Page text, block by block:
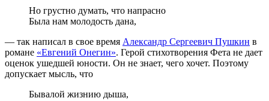
Но грустно думать, что напрасно
Была нам молодость дана,
— так написал в свое время Александр Сергеевич Пушкин в
романе «Евгений Онегин». Герой стихотворения Фета не дает
оценок ушедшей юности. Он не знает, чего хочет. Поэтому
допускает мысль, что
Бывалой жизнию дыша,